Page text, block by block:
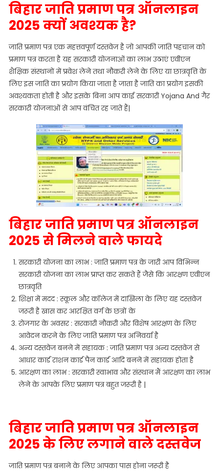
बिहार जाति प्रमाण पत्र ऑनलाइन
2025 क्यों अवश्यक है?
जाति प्रमाण पत्र एक महत्तवपूर्ण दस्तवेज है जो आपकी जाति पहचान को
प्रमाण पत्र करता है यह सरकारी योजनाओं का लाभ उठाएं एवीएन
शैक्षिक संस्थानों में प्रवेश लेने तथा नौकरी लेने के लिए या छात्रवृत्ति के
लिए इस जाति का प्रयोग किया जाता है जाता है जाति का प्रयोग इसकी
अवश्यकता होती है और इसके बिना आप काई सरकारी Yojana And गैर
सरकारी योजनाओं से आप वंचित रह जाते हैं|
बिहार जाति प्रमाण पत्र ऑनलाइन
2025 से मिलने वाले फायदे
सरकारी योजना का लाभ : जाति प्रमाण पत्र के जारी आप विभिन्न
सरकारी योजना का लाभ प्राप्त कर सकते हैं जैसे कि आरक्षण एवीएन
छात्रवृति
शिक्षा में मदद : स्कूल और कॉलेज में दाखिला के लिए यह दस्तवेज
जरूरी है खास कर आरक्षित वर्ग के छत्रों के
रोजगार के अवसर : सरकारी नौकरी और विशेष आरक्षण के लिए
आवेदन करने के लिए जाति प्रमाण पत्र अनिवर्या है
अन्य दस्तवेज बनने में सहायक : जाति प्रमाण पत्र अन्य दस्तवेज से
आधार कार्ड राशन कार्ड पैन कार्ड आदि बनने में सहायक होता है
आरक्षण का लाभ : सरकारी स्वाभाव और संस्थान मैं आरक्षण का लाभ
लेने के आपके लिए प्रमाण पत्र बहुत जरूरी है |
बिहार जाति प्रमाण पत्र ऑनलाइन
2025 के लिए लगाने वाले दस्तवेज
जाति प्रमाण पत्र बनाने के लिए आपका पास होना जरूरी है